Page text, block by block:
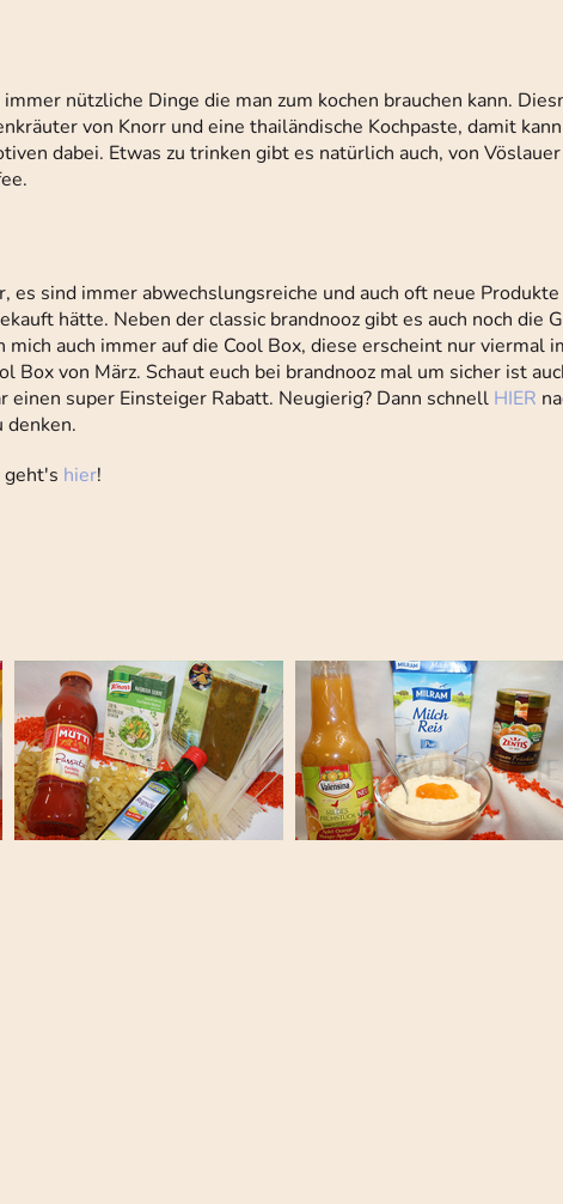
immer nützliche Dinge die man zum kochen brauchen kann.
von Knorr und eine thailändische Kochpaste, damit
dabei. Etwas zu trinken gibt es natürlich auch, von
es sind immer abwechslungsreiche und auch oft neue
hätte. Neben der classic brandnooz gibt es auch noch die
mich auch immer auf die Cool Box, diese erscheint nur viermal
Box von März. Schaut euch bei brandnooz mal um sicher ist
einen super Einsteiger Rabatt. Neugierig? Dann schnell HIER
hier!